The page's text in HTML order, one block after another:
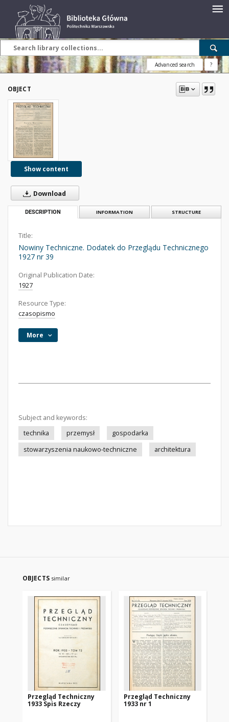
Advanced search ?
OBJECT
Show content
Download
DESCRIPTION INFORMATION STRUCTURE
Title:
Nowiny Techniczne. Dodatek do Przeglądu Technicznego
1927 nr 39
Original Publication Date:
1927
Resource Type:
czasopismo
More
Subject and keywords:
technika
przemysł
gospodarka
stowarzyszenia naukowo-techniczne
architektura
OBJECTS similar
Przegląd Techniczny
1933 Spis Rzeczy
Przegląd Techniczny
1933 nr 1